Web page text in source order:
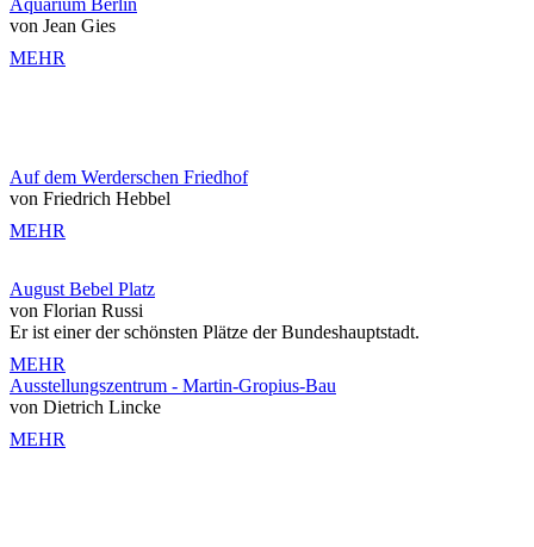
Aquarium Berlin
von Jean Gies
MEHR
Auf dem Werderschen Friedhof
von Friedrich Hebbel
MEHR
August Bebel Platz
von Florian Russi
Er ist einer der schönsten Plätze der Bundeshauptstadt.
MEHR
Ausstellungszentrum - Martin-Gropius-Bau
von Dietrich Lincke
MEHR